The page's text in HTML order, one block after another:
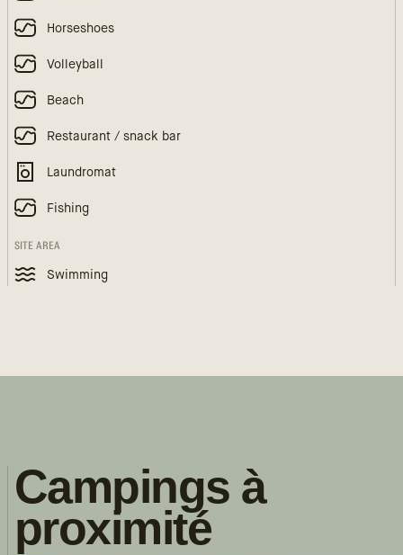
Horseshoes
Volleyball
Beach
Restaurant / snack bar
Laundromat
Fishing
SITE AREA
Swimming
Campings à
proximité